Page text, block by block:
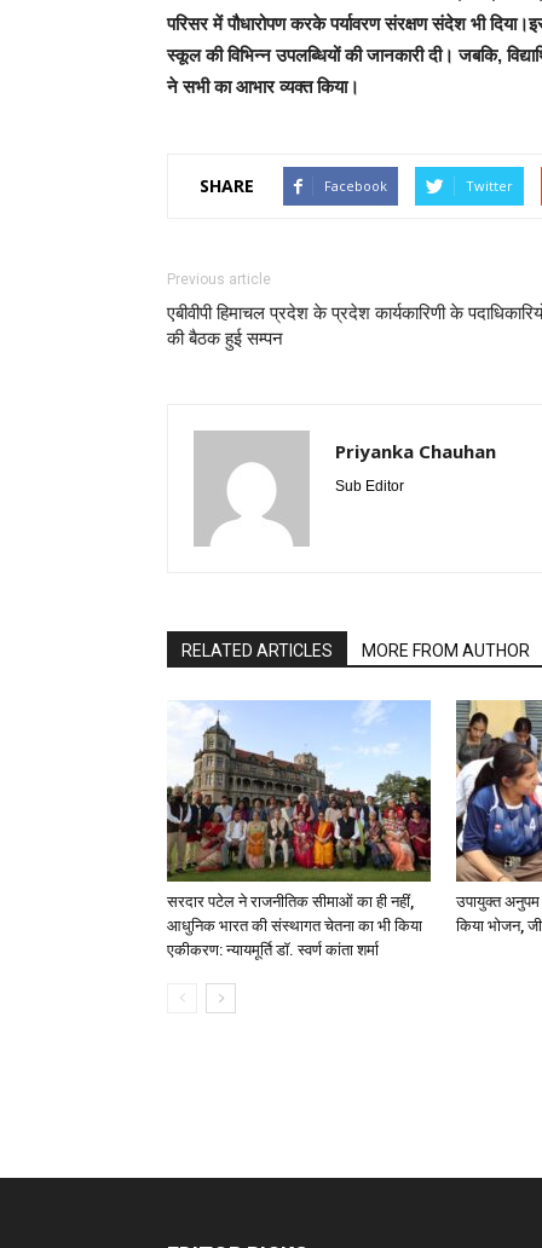
परिसर में पौधारोपण करके पर्यावरण संरक्षण संदेश भी
स्कूल की विभिन्न उपलब्धियों की जानकारी दी। जबकि,
ने सभी का आभार व्यक्त किया।
SHARE Facebook Twitter
Previous article
एबीवीपी हिमाचल प्रदेश के प्रदेश कार्यकारिणी के
की बैठक हुई सम्पन
Priyanka Chauhan
Sub Editor
RELATED ARTICLES MORE FROM AUTHOR
सरदार पटेल ने राजनीतिक सीमाओं का ही नहीं,
आधुनिक भारत की संस्थागत चेतना का भी किया
एकीकरण: न्यायमूर्ति डॉ. स्वर्ण कांता शर्मा
उपायुक्त
किया भोजन,